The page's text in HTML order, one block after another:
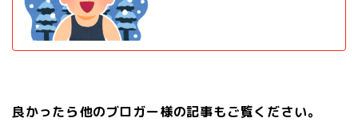
良かったら他のブロガー様の記事もご覧ください。